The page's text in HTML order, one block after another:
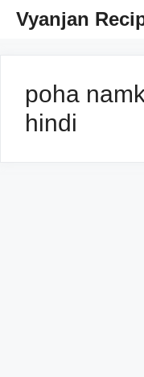
SkipVyanjan
poha
hindi